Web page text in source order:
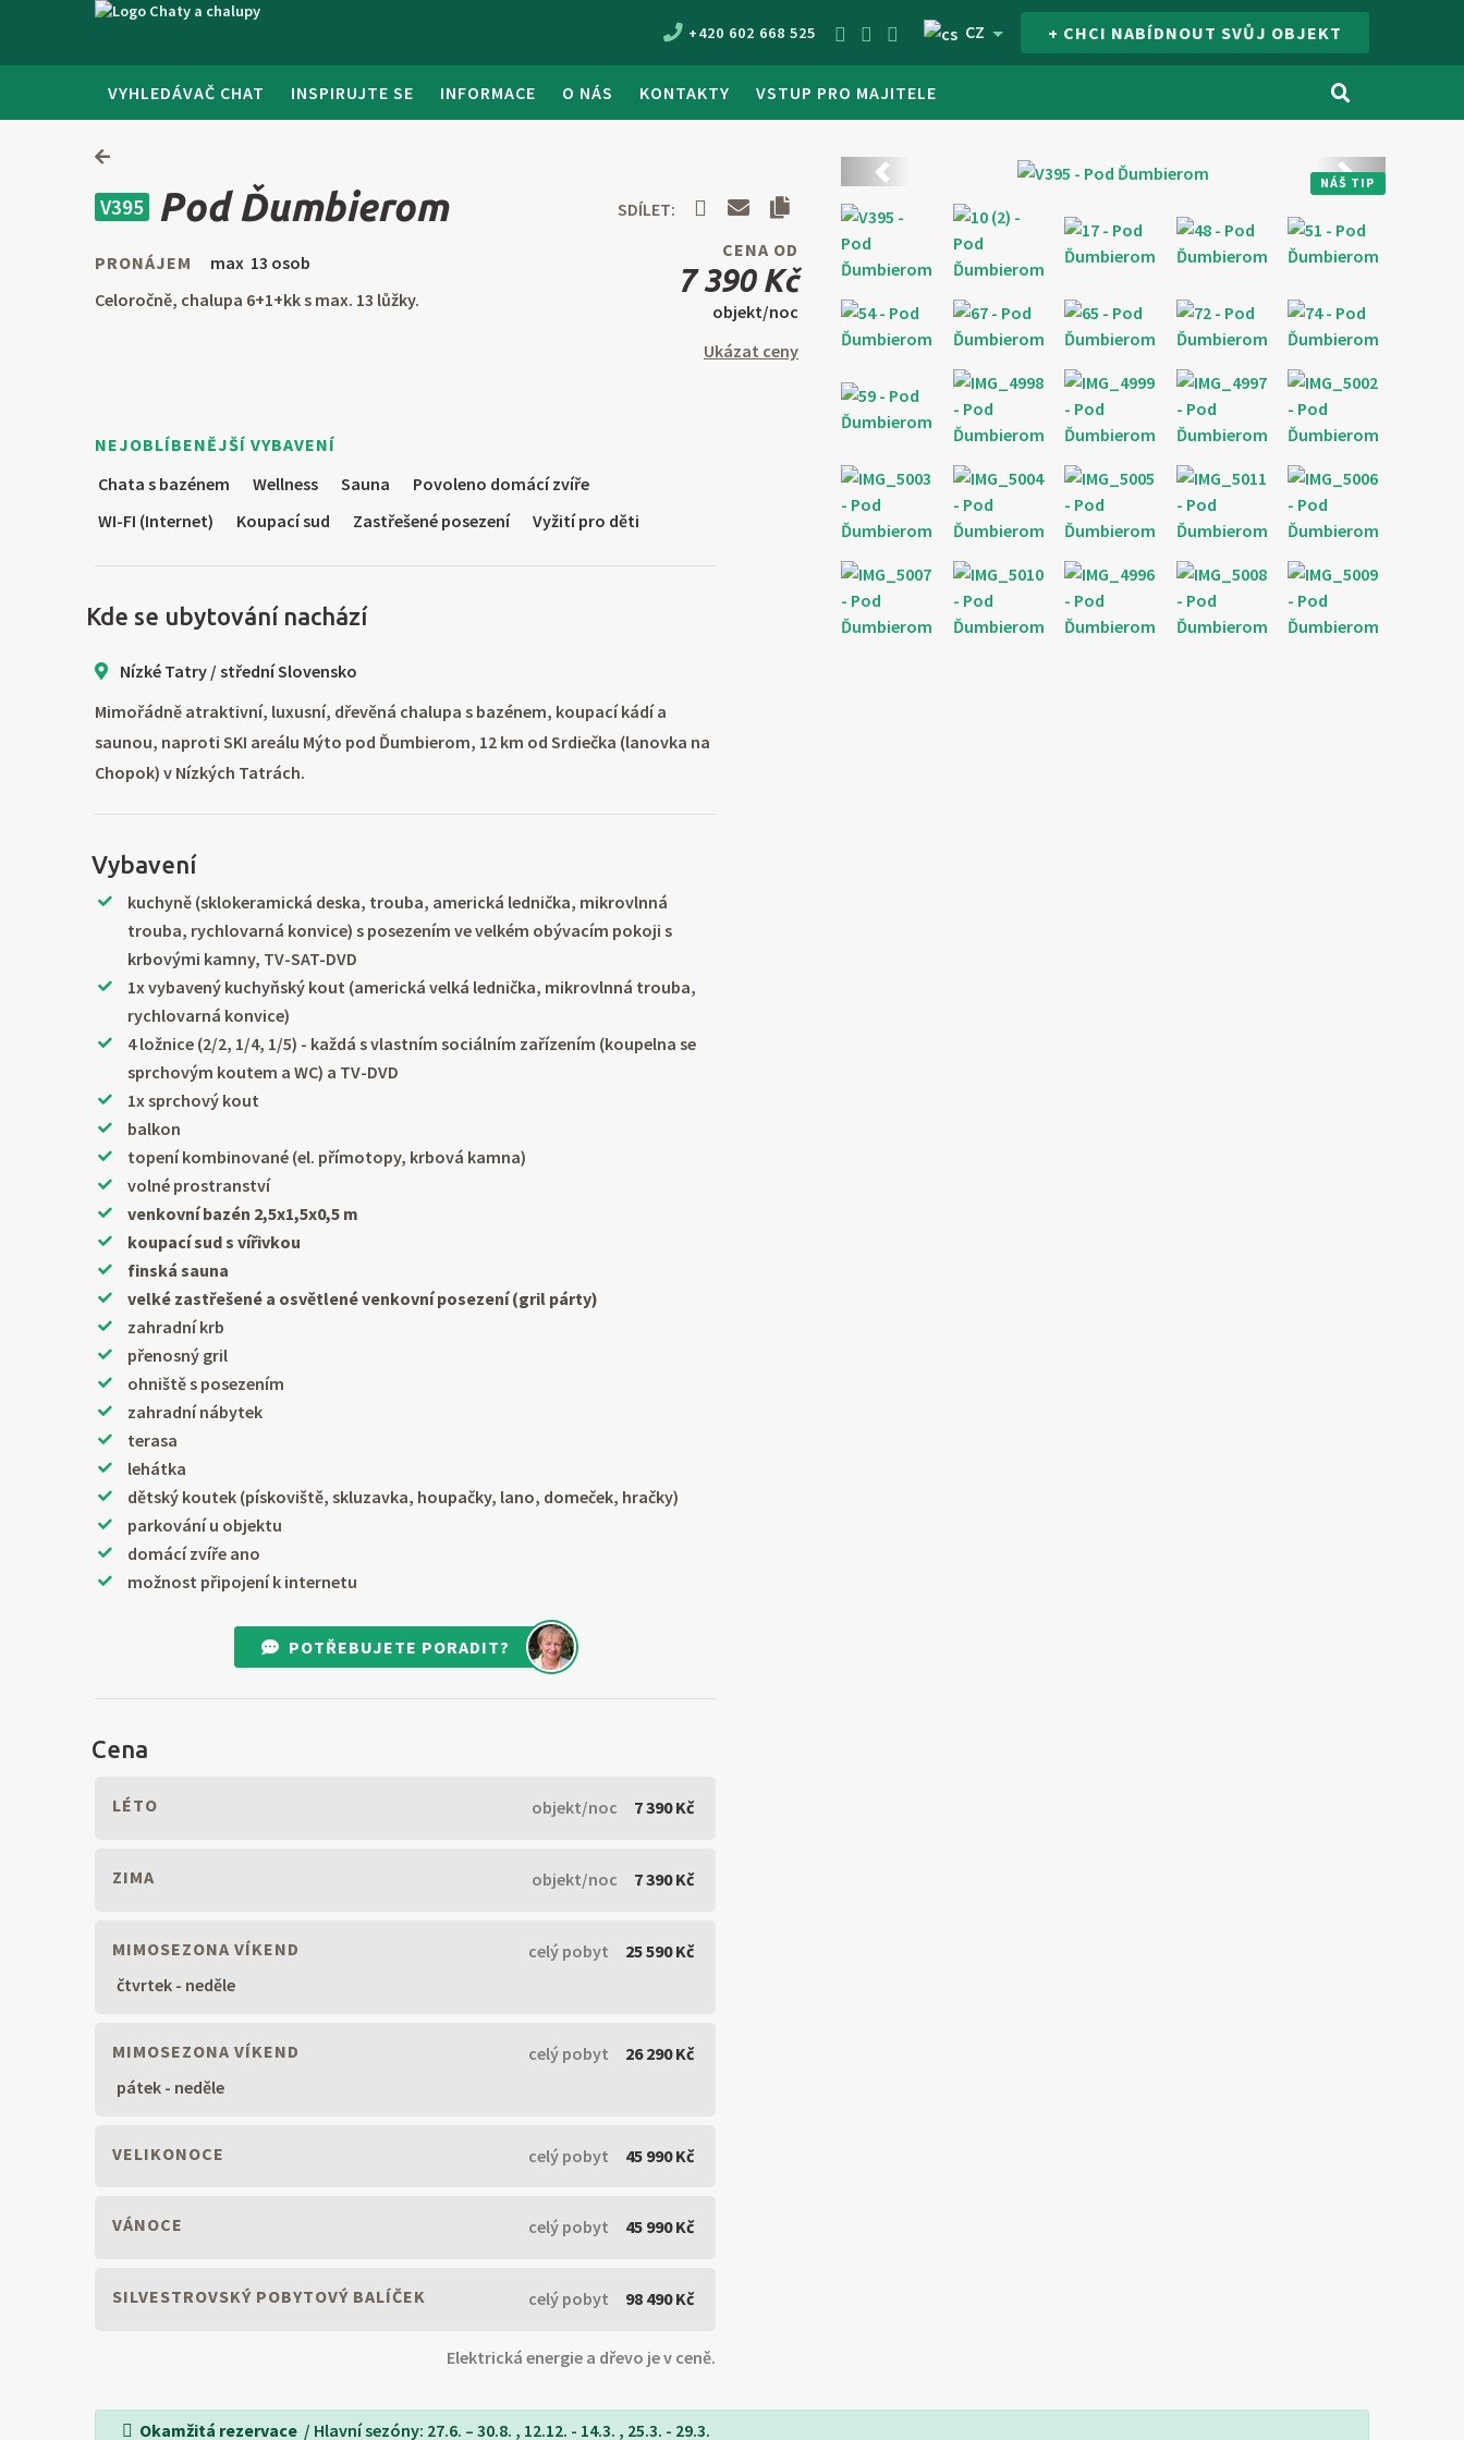
+420 602 668 525 CZ + CHCI NABÍDNOUT SVŮJ OBJEKT
VYHLEDÁVAČ CHAT INSPIRUJTE SE INFORMACE O NÁS KONTAKTY VSTUP PRO MAJITELE
V395 Pod Ďumbierom SDÍLET:
Předchozí Další
NÁŠ TIP
PRONÁJEM
max 13 osob
Celoročně, chalupa 6+1+kk s max. 13 lůžky.
CENA OD
7 390 Kč
objekt/noc
Ukázat ceny
NEJOBLÍBENĚJŠÍ VYBAVENÍ
Chata s bazénem
Wellness Sauna
Povoleno domácí zvíře
WI-FI (Internet)
Koupací sud Zastřešené posezení Vyžití pro děti
Kde se ubytování nachází
Nízké Tatry / střední Slovensko
Mimořádně atraktivní, luxusní, dřevěná chalupa s bazénem, koupací kádí a
saunou, naproti SKI areálu Mýto pod Ďumbierom, 12 km od Srdiečka (lanovka na
Chopok) v Nízkých Tatrách.
Vybavení
kuchyně (sklokeramická deska, trouba, americká lednička, mikrovlnná
trouba, rychlovarná konvice) s posezením ve velkém obývacím pokoji s
krbovými kamny, TV-SAT-DVD
1x vybavený kuchyňský kout (americká velká lednička, mikrovlnná trouba,
rychlovarná konvice)
4 ložnice (2/2, 1/4, 1/5) - každá s vlastním sociálním zařízením (koupelna se
sprchovým koutem a WC) a TV-DVD
1x sprchový kout
balkon
topení kombinované (el. přímotopy, krbová kamna)
volné prostranství
venkovní bazén 2,5x1,5x0,5 m
koupací sud s vířivkou
finská sauna
velké zastřešené a osvětlené venkovní posezení (gril párty)
zahradní krb
přenosný gril
ohniště s posezením
zahradní nábytek
terasa
lehátka
dětský koutek (pískoviště, skluzavka, houpačky, lano, domeček, hračky)
parkování u objektu
domácí zvíře ano
možnost připojení k internetu
POTŘEBUJETE PORADIT?
Cena
LÉTO objekt/noc 7 390 Kč
ZIMA objekt/noc 7 390 Kč
MIMOSEZONA VÍKEND celý pobyt
25 590 Kč
čtvrtek - neděle
MIMOSEZONA VÍKEND celý pobyt
26 290 Kč
pátek - neděle
VELIKONOCE celý pobyt 45 990 Kč
VÁNOCE celý pobyt 45 990 Kč
SILVESTROVSKÝ POBYTOVÝ BALÍČEK celý pobyt 98 490 Kč
Elektrická energie a dřevo je v ceně.
Okamžitá rezervace / Hlavní sezóny: 27.6. – 30.8. , 12.12. - 14.3. , 25.3. - 29.3.